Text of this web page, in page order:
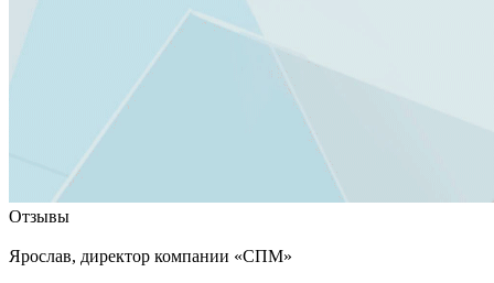
Отзывы
Ярослав, директор компании «СПМ»